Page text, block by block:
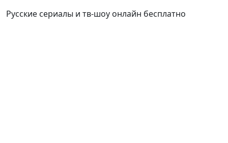
Русские сериалы и тв-шоу онлайн бесплатно